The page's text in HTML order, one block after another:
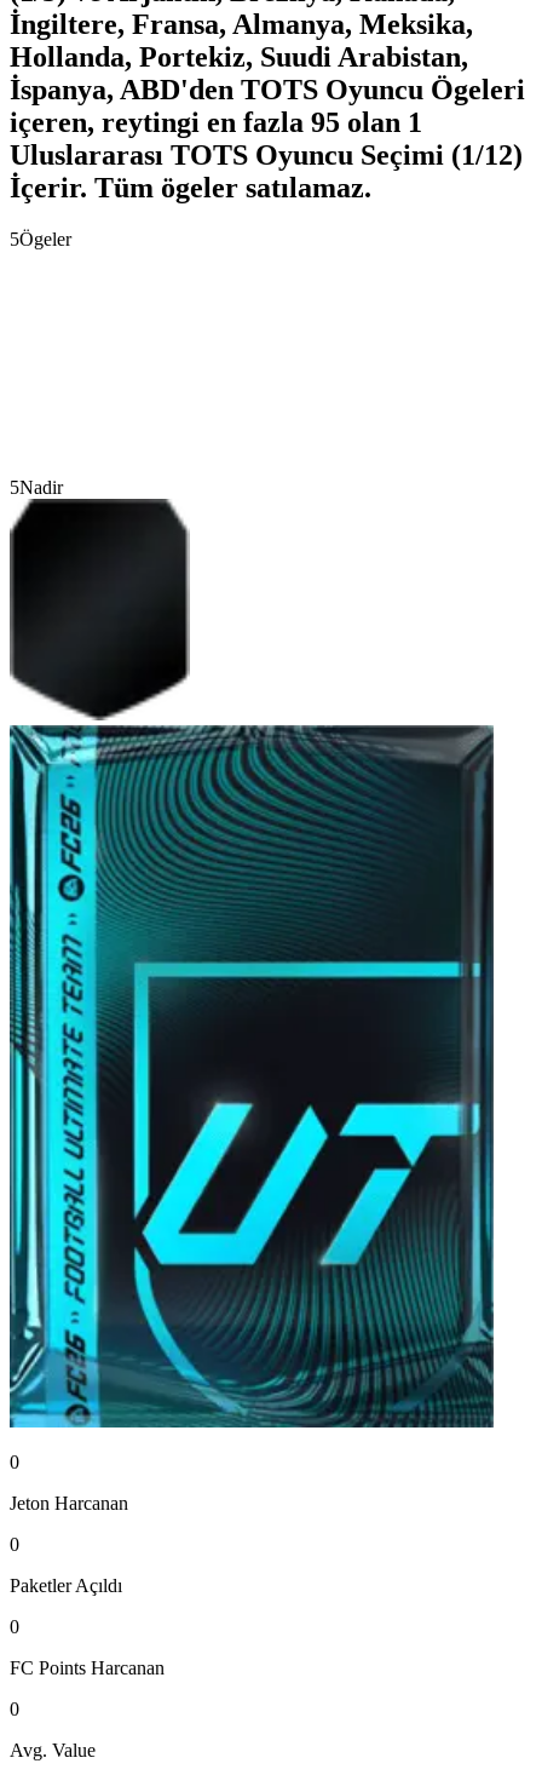
İngiltere, Fransa, Almanya, Meksika,
Hollanda, Portekiz, Suudi Arabistan,
İspanya, ABD'den TOTS Oyuncu Ögeleri
içeren, reytingi en fazla 95 olan 1
Uluslararası TOTS Oyuncu Seçimi (1/12)
İçerir. Tüm ögeler satılamaz.
5Ögeler
5Nadir
0
Jeton Harcanan
0
Paketler Açıldı
0
FC Points Harcanan
0
Avg. Value